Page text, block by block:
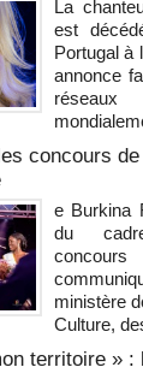
La
est
Portugal à
annonce
concours
e Burkina
du
ministère
Culture,
territoire »